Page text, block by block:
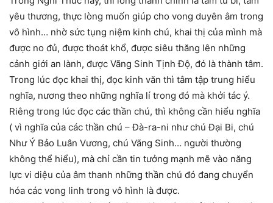
yêu thương, thực lòng muốn giúp cho vong duyên âm trong
vô hình… nhờ sức tụng niệm kinh chú, khai thị của mình mà
được no đủ, được thoát khổ, được siêu thăng lên những
cảnh giới an lành, được Vãng Sinh Tịnh Độ, đó là thành tâm.
Trong lúc đọc khai thị, đọc kinh văn thì tâm tập trung hiểu
nghĩa, nương theo những nghĩa lí trong đó mà khởi tác ý.
Riêng trong lúc đọc các thần chú, thì không cần hiểu nghĩa
( vì nghĩa của các thần chú – Đà-ra-ni như chú Đại Bi, chú
Như Ý Bảo Luân Vương, chú Vãng Sinh… người thường
không thể hiểu), mà chỉ cần tin tưởng mạnh mẽ vào năng
lực vi diệu của âm thanh những thần chú đó đang chuyển
hóa các vong linh trong vô hình là được.